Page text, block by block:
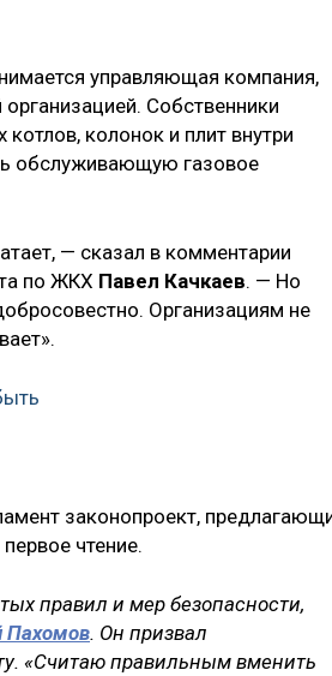
управляющая компания,
Собственники
колонок и плит внутри
обслуживающую газовое
— сказал в комментарии
по ЖКХ Павел Качкаев. — Но
Организациям не
законопроект,
чтение.
правил и мер безопасности,
Пахомов. Он призвал
«Считаю правильным вменить